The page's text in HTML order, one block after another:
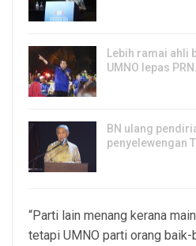
Lebih ramai ahli
UMNO lepas
BN ulang
penyelewengan
“Parti lain menang kerana
tetapi UMNO parti orang